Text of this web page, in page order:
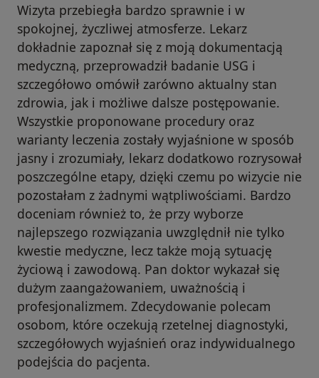
Wizyta przebiegła bardzo sprawnie i w
spokojnej, życzliwej atmosferze. Lekarz
dokładnie zapoznał się z moją dokumentacją
medyczną, przeprowadził badanie USG i
szczegółowo omówił zarówno aktualny stan
zdrowia, jak i możliwe dalsze postępowanie.
Wszystkie proponowane procedury oraz
warianty leczenia zostały wyjaśnione w sposób
jasny i zrozumiały, lekarz dodatkowo rozrysował
poszczególne etapy, dzięki czemu po wizycie nie
pozostałam z żadnymi wątpliwościami. Bardzo
doceniam również to, że przy wyborze
najlepszego rozwiązania uwzględnił nie tylko
kwestie medyczne, lecz także moją sytuację
życiową i zawodową. Pan doktor wykazał się
dużym zaangażowaniem, uważnością i
profesjonalizmem. Zdecydowanie polecam
osobom, które oczekują rzetelnej diagnostyki,
szczegółowych wyjaśnień oraz indywidualnego
podejścia do pacjenta.